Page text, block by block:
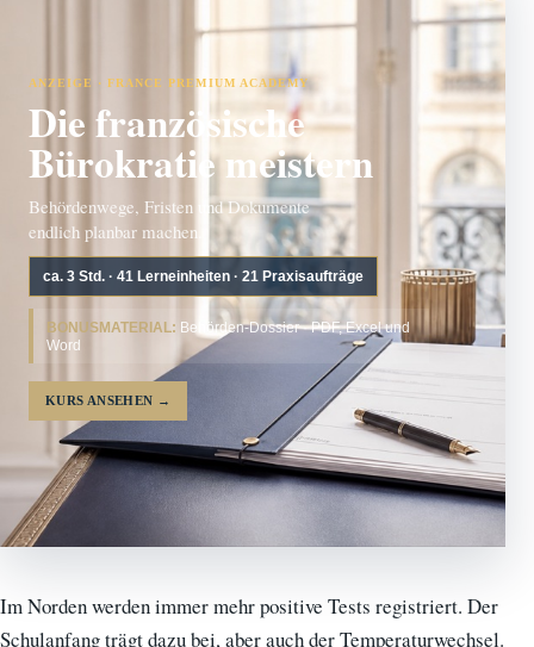
ANZEIGE · FRANCE PREMIUM ACADEMY
Die französische
Bürokratie meistern
Behördenwege, Fristen und Dokumente
endlich planbar machen.
ca. 3 Std. · 41 Lerneinheiten · 21 Praxisaufträge
BONUSMATERIAL: Behörden-Dossier · PDF, Excel und
Word
KURS ANSEHEN →
Im Norden werden immer mehr positive Tests registriert. Der
Schulanfang trägt dazu bei, aber auch der Temperaturwechsel.